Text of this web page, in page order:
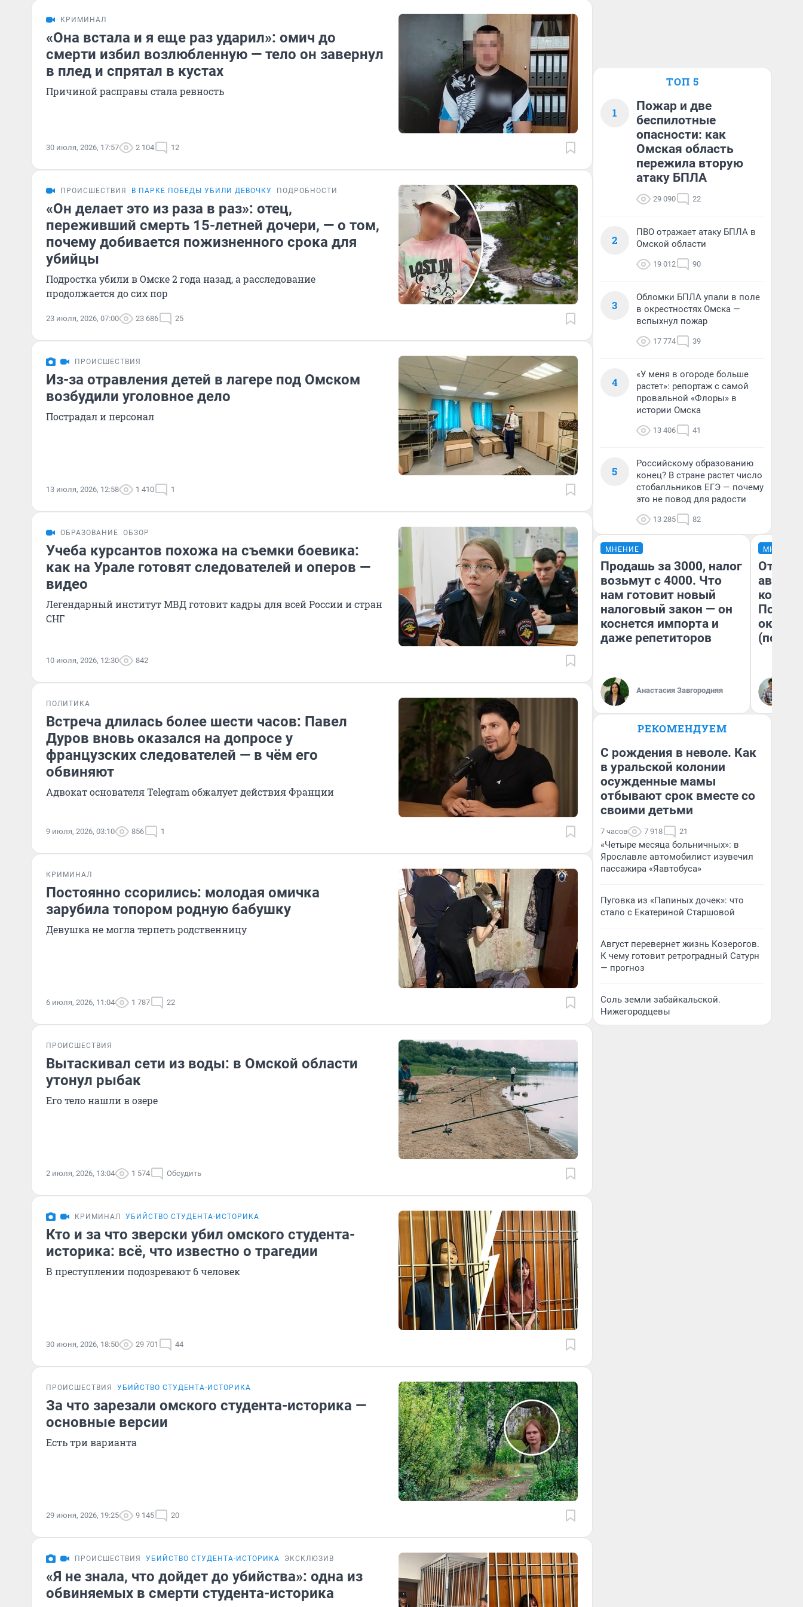
КРИМИНАЛ
«Она встала и я еще раз ударил»: омич до
смерти избил возлюбленную — тело он завернул
в плед и спрятал в кустах
Причиной расправы стала ревность
30 июля, 2026, 17:57 2 104 12
ПРОИСШЕСТВИЯ В ПАРКЕ ПОБЕДЫ УБИЛИ ДЕВОЧКУ ПОДРОБНОСТИ
«Он делает это из раза в раз»: отец,
переживший смерть 15-летней дочери, — о том,
почему добивается пожизненного срока для
убийцы
Подростка убили в Омске 2 года назад, а расследование
продолжается до сих пор
23 июля, 2026, 07:00 23 686 25
ПРОИСШЕСТВИЯ
Из-за отравления детей в лагере под Омском
возбудили уголовное дело
Пострадал и персонал
13 июля, 2026, 12:58 1 410 1
ОБРАЗОВАНИЕ ОБЗОР
Учеба курсантов похожа на съемки боевика:
как на Урале готовят следователей и оперов —
видео
Легендарный институт МВД готовит кадры для всей России и стран
СНГ
10 июля, 2026, 12:30 842
ПОЛИТИКА
Встреча длилась более шести часов: Павел
Дуров вновь оказался на допросе у
французских следователей — в чём его
обвиняют
Адвокат основателя Telegram обжалует действия Франции
9 июля, 2026, 03:10 856 1
КРИМИНАЛ
Постоянно ссорились: молодая омичка
зарубила топором родную бабушку
Девушка не могла терпеть родственницу
6 июля, 2026, 11:04 1 787 22
ПРОИСШЕСТВИЯ
Вытаскивал сети из воды: в Омской области
утонул рыбак
Его тело нашли в озере
2 июля, 2026, 13:04 1 574 Обсудить
КРИМИНАЛ УБИЙСТВО СТУДЕНТА-ИСТОРИКА
Кто и за что зверски убил омского студента-
историка: всё, что известно о трагедии
В преступлении подозревают 6 человек
30 июня, 2026, 18:50 29 701 44
ПРОИСШЕСТВИЯ УБИЙСТВО СТУДЕНТА-ИСТОРИКА
За что зарезали омского студента-историка —
основные версии
Есть три варианта
29 июня, 2026, 19:25 9 145 20
ПРОИСШЕСТВИЯ УБИЙСТВО СТУДЕНТА-ИСТОРИКА ЭКСКЛЮЗИВ
«Я не знала, что дойдет до убийства»: одна из
обвиняемых в смерти студента-историка
ТОП 5
1
Пожар и две
беспилотные
опасности: как
Омская область
пережила вторую
атаку БПЛА
29 090 22
2
ПВО отражает атаку БПЛА в
Омской области
19 012 90
3
Обломки БПЛА упали в поле
в окрестностях Омска —
вспыхнул пожар
17 774 39
4
«У меня в огороде больше
растет»: репортаж с самой
провальной «Флоры» в
истории Омска
13 406 41
5
Российскому образованию
конец? В стране растет число
стобалльников ЕГЭ — почему
это не повод для радости
13 285 82
МНЕНИЕ
Продашь за 3000, налог
возьмут с 4000. Что
нам готовит новый
налоговый закон — он
коснется импорта и
даже репетиторов
Анастасия Завгородняя
МНЕНИЕ
От
(почти
РЕКОМЕНДУЕМ
С рождения в неволе. Как
в уральской колонии
осужденные мамы
отбывают срок вместе со
своими детьми
7 часов 7 918 21
«Четыре месяца больничных»: в
Ярославле автомобилист изувечил
пассажира «Яавтобуса»
Пуговка из «Папиных дочек»: что
стало с Екатериной Старшовой
Август перевернет жизнь Козерогов.
К чему готовит ретроградный Сатурн
— прогноз
Соль земли забайкальской.
Нижегородцевы